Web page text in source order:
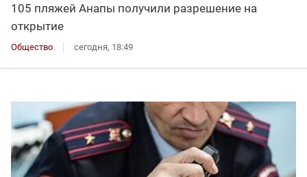
105 пляжей Анапы получили разрешение на
открытие
Общество сегодня, 18:49